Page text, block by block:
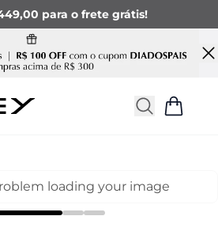
para o frete grátis!
loading your image